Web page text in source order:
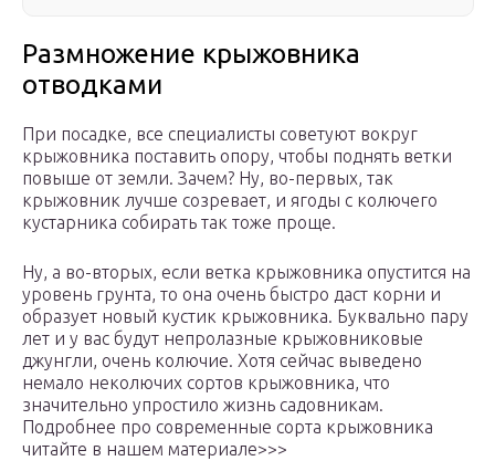
Размножение крыжовника
отводками
При посадке, все специалисты советуют вокруг
крыжовника поставить опору, чтобы поднять ветки
повыше от земли. Зачем? Ну, во-первых, так
крыжовник лучше созревает, и ягоды с колючего
кустарника собирать так тоже проще.
Ну, а во-вторых, если ветка крыжовника опустится на
уровень грунта, то она очень быстро даст корни и
образует новый кустик крыжовника. Буквально пару
лет и у вас будут непролазные крыжовниковые
джунгли, очень колючие. Хотя сейчас выведено
немало неколючих сортов крыжовника, что
значительно упростило жизнь садовникам.
Подробнее про современные сорта крыжовника
читайте в нашем материале>>>